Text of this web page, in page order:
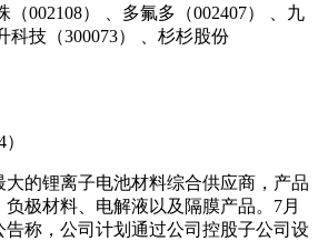
（002108） 、多氟多（002407） 、九
科技（300073） 、杉杉股份
的锂离子电池材料综合供应商，产品
极材料、电解液以及隔膜产品。7月
告称，公司计划通过公司控股子公司设